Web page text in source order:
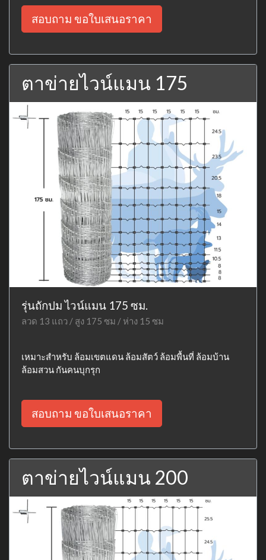
สอบถาม ขอใบเสนอราคา
ตาข่ายไวน์แมน 175
รุ่นถักปม ไวน์แมน 175 ซม.
ลวด 13 แถว / สูง 175 ซม / ห่าง 15 ซม
เหมาะสำหรับ ล้อมเขตแดน ล้อมสัตว์ ล้อมพื้นที่ ล้อมบ้าน
ล้อมสวน กันคนบุกรุก
สอบถาม ขอใบเสนอราคา
ตาข่ายไวน์แมน 200